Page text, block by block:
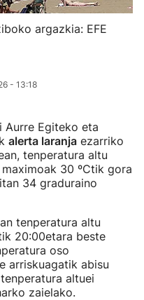
argazkia: EFE
- 13:18
Aurre Egiteko eta
alerta laranja ezarriko
tenperatura altu
30 ºCtik gora
34 graduraino
tenperatura altu
20:00etara beste
oso
arriskuagatik abisu
altuei
zaielako.